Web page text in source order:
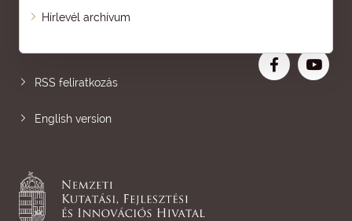
Hírlevél archívum
Oldaltérkép
RSS feliratkozás
English version